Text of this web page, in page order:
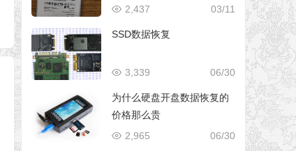
03/11
2,437
SSD数据恢复
06/30
3,339
为什么硬盘开盘数据恢复的
价格那么贵
06/30
2,965